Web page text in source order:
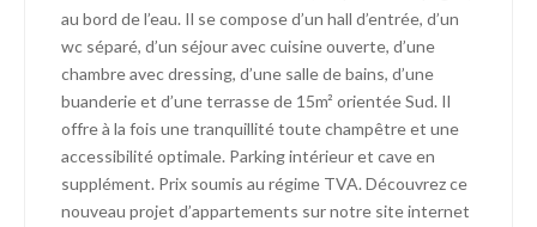
au bord de l’eau. Il se compose d’un hall d’entrée, d’un
wc séparé, d’un séjour avec cuisine ouverte, d’une
chambre avec dressing, d’une salle de bains, d’une
buanderie et d’une terrasse de 15m² orientée Sud. Il
offre à la fois une tranquillité toute champêtre et une
accessibilité optimale. Parking intérieur et cave en
supplément. Prix soumis au régime TVA. Découvrez ce
nouveau projet d’appartements sur notre site internet